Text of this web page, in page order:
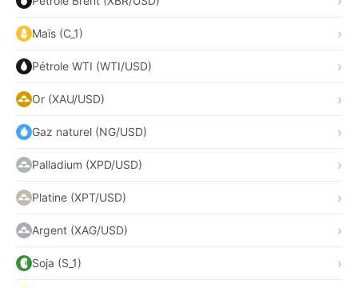
Maïs (C_1)
Pétrole WTI (WTI/USD)
Or (XAU/USD)
Gaz naturel (NG/USD)
Palladium (XPD/USD)
Platine (XPT/USD)
Argent (XAG/USD)
Soja (S_1)